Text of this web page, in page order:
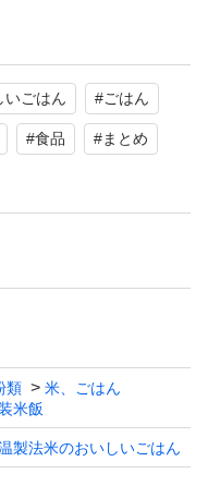
購入でお願いします。
方はご遠慮ください。
しては、一切責任を負
せん。
いごはん #ごはん
#食品 #まとめ
類
米、ごはん
米飯
製法米のおいしいごはん